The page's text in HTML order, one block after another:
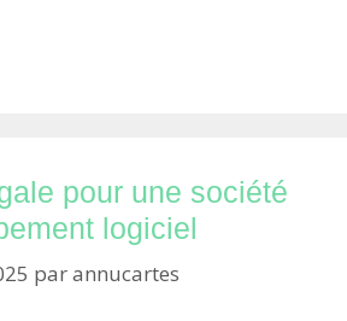
pour une société
logiciel
parannucartes